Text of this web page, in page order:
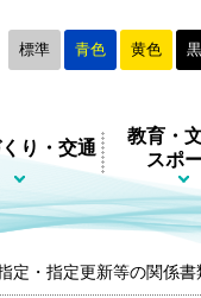
標準 青色 黄色
り・交通
教育・
スポ
定・指定更新等の関係